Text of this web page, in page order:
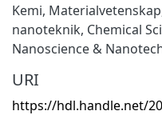
Kemi, Materialvetenskap
nanoteknik, Chemical
Nanoscience &
URI
https://hdl.handle.net/